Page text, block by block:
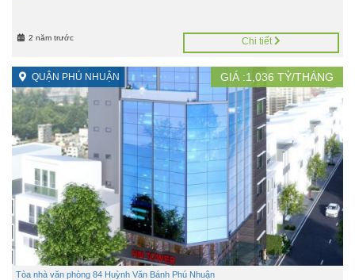
2 năm trước Chi tiết
QUẬN PHÚ NHUẬN GIÁ :1,036 TỶ/THÁNG
Tòa nhà văn phòng 84 Huỳnh Văn Bánh Phú Nhuận